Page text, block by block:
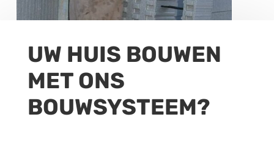
UW HUIS BOUWEN
MET ONS
BOUWSYSTEEM?